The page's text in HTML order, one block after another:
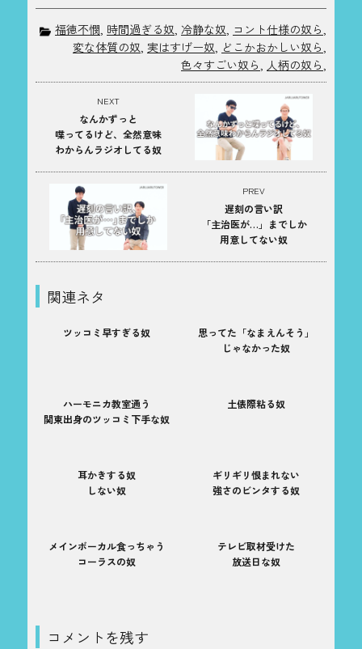
福徳不憫 時間過ぎる奴 冷静な奴 コント仕様の奴ら
変な体質の奴 実はすげー奴 どこかおかしい奴ら
色々すごい奴ら
人柄の奴ら
PREV
遅刻の言い訳
「主治医が…」までしか
用意してない奴
NEXT
なんかずっと
喋ってるけど、全然意味
わからんラジオしてる奴
関連ネタ
ツッコミ早すぎる奴
思ってた「なまえんそう」
じゃなかった奴
ハーモニカ教室通う
関東出身のツッコミ下手な奴
土俵際粘る奴
耳かきする奴
しない奴
ギリギリ恨まれない
強さのビンタする奴
メインボーカル食っちゃう
コーラスの奴
テレビ取材受けた
放送日な奴
コメントを残す